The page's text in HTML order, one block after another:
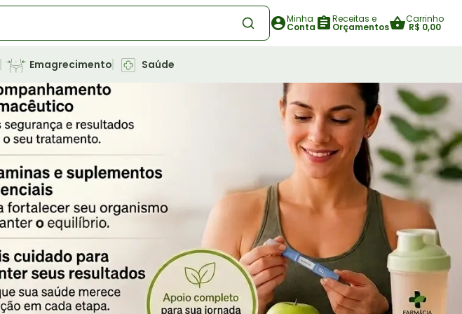
Minha
Conta
Receitas e
Orçamentos
Carrinho
R$ 0,00
Emagrecimento Saúde